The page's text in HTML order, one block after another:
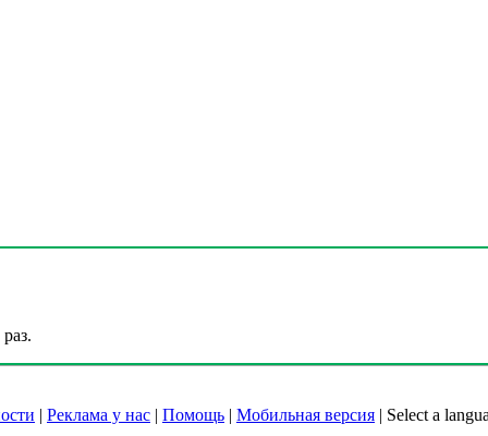
| Реклама у нас | Помощь | Мобильная версия | Select a